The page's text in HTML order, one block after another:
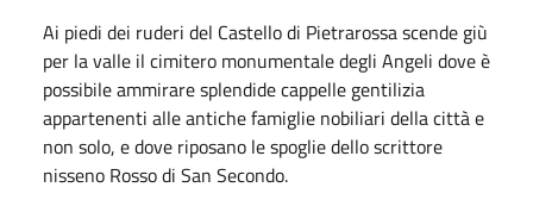
Ai piedi dei ruderi del Castello di Pietrarossa scende giù
per la valle il cimitero monumentale degli Angeli dove è
possibile ammirare splendide cappelle gentilizia
appartenenti alle antiche famiglie nobiliari della città e
non solo, e dove riposano le spoglie dello scrittore
nisseno Rosso di San Secondo.